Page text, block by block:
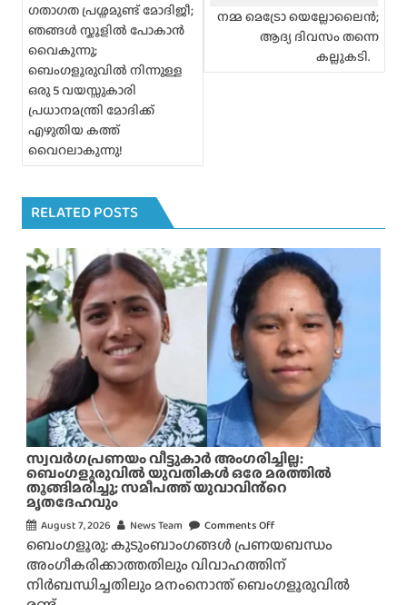
g
a
t
o
n
ഗതാഗത പ്രശ്നമുണ്ട് മോദിജീ;
ഞങ്ങൾ സ്കൂളിൽ പോകാൻ
വൈകുന്നു;
ബെംഗളൂരുവിൽ നിന്നുള്ള
ഒരു 5 വയസ്സുകാരി
പ്രധാനമന്ത്രി മോദിക്ക്
എഴുതിയ കത്ത്
വൈറലാകുന്നു!
നമ്മ മെട്രോ യെല്ലോലൈൻ;
ആദ്യ ദിവസം തന്നെ
കല്ലുകടി.
RELATED POSTS
സ്വവർഗപ്രണയം വീട്ടുകാർ അംഗരിച്ചില്ല:
ബെംഗളൂരുവിൽ യുവതികൾ ഒരേ മരത്തിൽ
തൂങ്ങിമരിച്ചു; സമീപത്ത് യുവാവിൻ്റെ
മൃതദേഹവും
August 7, 2026 News Team Comments Off
n
സ്വ
വ
ബെംഗളൂരു: കുടുംബാംഗങ്ങൾ പ്രണയബന്ധം
അംഗീകരിക്കാത്തതിലും വിവാഹത്തിന്
നിർബന്ധിച്ചതിലും മനംനൊന്ത് ബെംഗളൂരുവിൽ